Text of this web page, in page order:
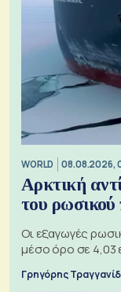
WORLD 08.08.2026,
Αρκτική
του
Οι εξαγωγές
μέσο όρο σε 4,03
Γρηγόρης